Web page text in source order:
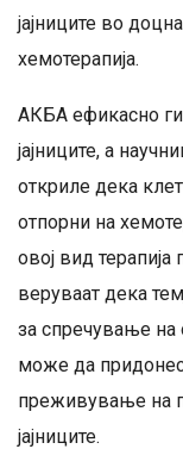
јајниците во
хемотерапија.
АКБА ефикасно ги
јајниците, а
откриле дека
отпорни на
овој вид терапија
веруваат дека
за спречување на
може да
преживување на
јајниците.